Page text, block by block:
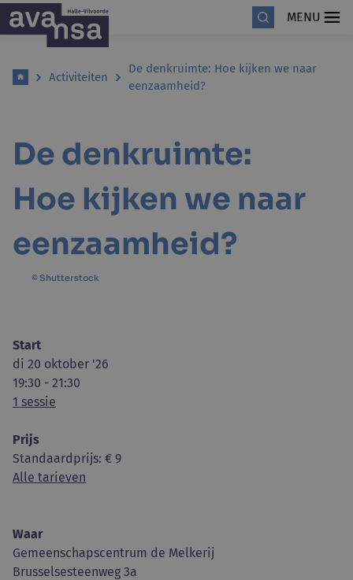
MENU
Activiteiten
De denkruimte: Hoe kijken we naar
eenzaamheid?
De denkruimte:
Hoe kijken we naar
eenzaamheid?
© Shutterstock
Start
di 20 oktober '26
19:30 - 21:30
1 sessie
Prijs
Standaardprijs: € 9
Alle tarieven
Waar
Gemeenschapscentrum de Melkerij
Brusselsesteenweg 3a